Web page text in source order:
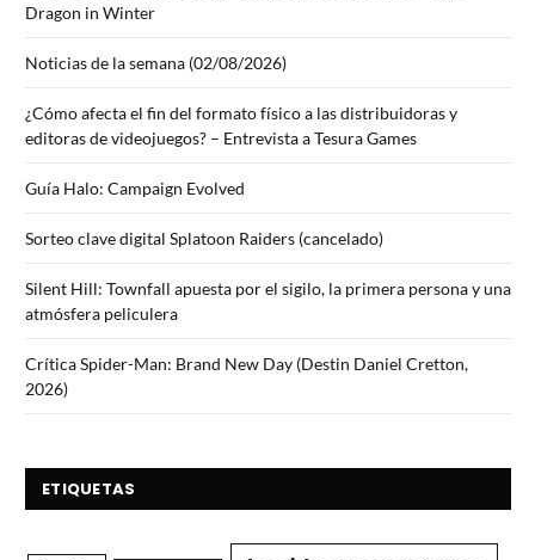
Dragon in Winter
Noticias de la semana (02/08/2026)
¿Cómo afecta el fin del formato físico a las distribuidoras y
editoras de videojuegos? – Entrevista a Tesura Games
Guía Halo: Campaign Evolved
Sorteo clave digital Splatoon Raiders (cancelado)
Silent Hill: Townfall apuesta por el sigilo, la primera persona y una
atmósfera peliculera
Crítica Spider-Man: Brand New Day (Destin Daniel Cretton,
2026)
ETIQUETAS